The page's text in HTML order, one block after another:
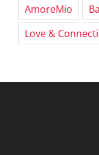
AmoreMio
Love &